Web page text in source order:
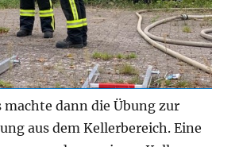
machte dann die Übung zur
aus dem Kellerbereich. Eine